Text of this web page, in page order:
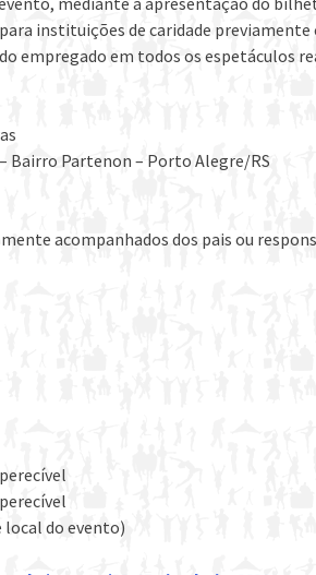
instituições de caridade previamente
empregado em todos os espetáculos
Bairro Partenon – Porto Alegre/RS
acompanhados dos pais ou
local do evento)